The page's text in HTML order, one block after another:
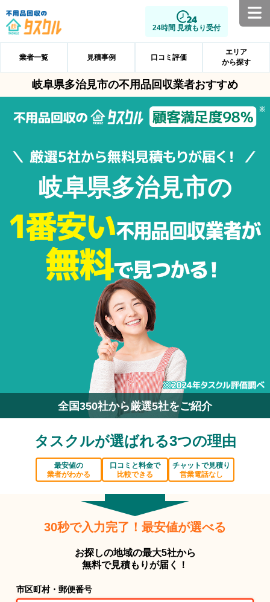
24時間 見積もり受付
業者一覧 見積事例 口コミ評価
エリア
から探す
岐阜県多治見市の不用品回収業者おすすめ
岐阜県多治見市の
全国350社から厳選5社をご紹介
タスクルが選ばれる3つの理由
最安値の
業者がわかる
口コミと料金で
比較できる
チャットで見積り
営業電話なし
30秒で入力完了！最安値が選べる
お探しの地域の最大5社から
無料で見積もりが届く！
市区町村・郵便番号